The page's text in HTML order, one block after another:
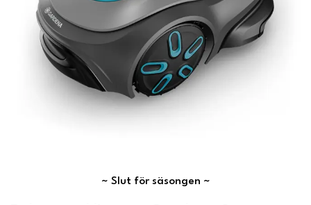
~ Slut för säsongen ~